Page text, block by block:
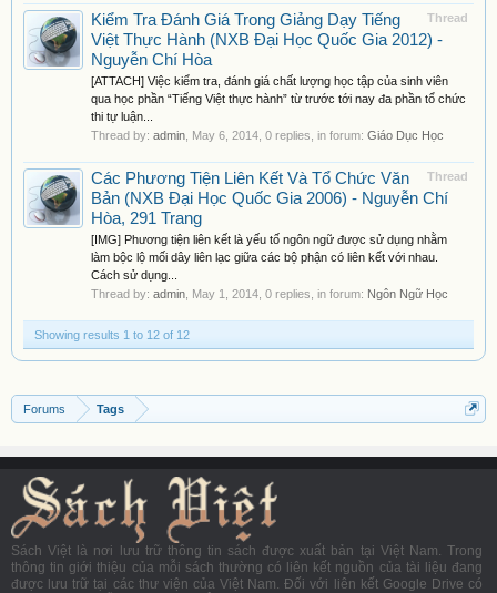
Thread
Kiểm Tra Đánh Giá Trong Giảng Dạy Tiếng
Việt Thực Hành (NXB Đại Học Quốc Gia 2012) -
Nguyễn Chí Hòa
[ATTACH] Việc kiểm tra, đánh giá chất lượng học tập của sinh viên
qua học phần “Tiếng Việt thực hành” từ trước tới nay đa phần tổ chức
thi tự luận...
Thread by: admin May 6, 2014 , 0 replies, in forum: Giáo Dục Học
Thread
Các Phương Tiện Liên Kết Và Tổ Chức Văn
Bản (NXB Đại Học Quốc Gia 2006) - Nguyễn Chí
Hòa, 291 Trang
[IMG] Phương tiện liên kết là yếu tố ngôn ngữ được sử dụng nhằm
làm bộc lộ mối dây liên lạc giữa các bộ phận có liên kết với nhau.
Cách sử dụng...
Thread by: admin May 1, 2014 , 0 replies, in forum: Ngôn Ngữ Học
Showing results 1 to 12 of 12
Forums Tags
Sách Việt là nơi lưu trữ thông tin sách được xuất bản tại Việt Nam. Trong
thông tin giới thiệu của mỗi sách thường có liên kết nguồn của tài liệu đang
được lưu trữ tại các thư viện của Việt Nam. Đối với liên kết Google Drive có